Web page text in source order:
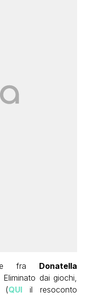
fra Donatella
dai giochi,
QUIil resoconto